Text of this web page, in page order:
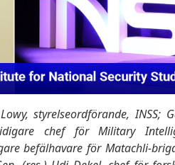
styrelseordförande, INSS;
chef för Military
befälhavare för Matachli-